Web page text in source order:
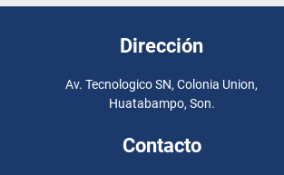
Dirección
Av. Tecnologico SN, Colonia Union,
Huatabampo, Son.
Contacto